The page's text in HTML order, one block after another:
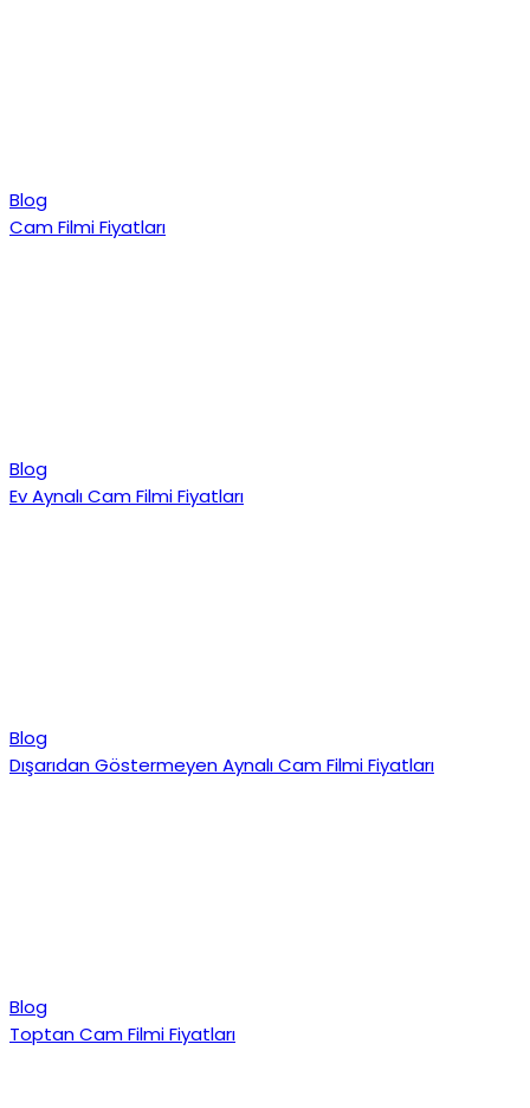
Blog
Cam Filmi Fiyatları
Blog
Ev Aynalı Cam Filmi Fiyatları
Blog
Dışarıdan Göstermeyen Aynalı Cam Filmi Fiyatları
Blog
Toptan Cam Filmi Fiyatları